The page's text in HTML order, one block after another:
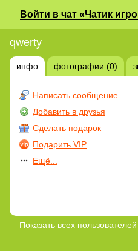
Войти в чат «Чатик
qwerty
инфо фотографии (0)
Написать сообщение
Добавить в друзья
Сделать подарок
Подарить VIP
Ещё...
Показать всех пользователей